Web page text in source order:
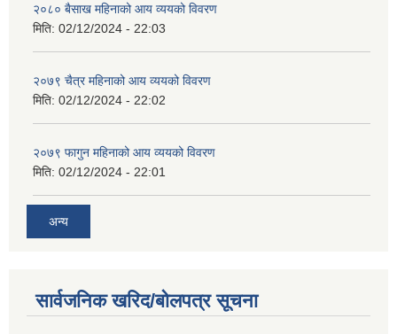
२०८० बैसाख महिनाको आय व्ययको विवरण
मिति: 02/12/2024 - 22:03
२०७९ चैत्र महिनाको आय व्ययको विवरण
मिति: 02/12/2024 - 22:02
२०७९ फागुन महिनाको आय व्ययको विवरण
मिति: 02/12/2024 - 22:01
अन्य
सार्वजनिक खरिद/बोलपत्र सूचना